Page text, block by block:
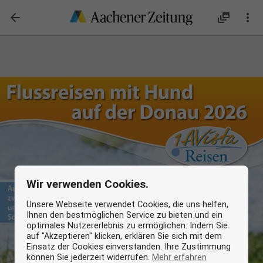
 dynamic_feed 
Wir verwenden Cookies.
Unsere Webseite verwendet Cookies, die uns helfen,
Ihnen den bestmöglichen Service zu bieten und ein
optimales Nutzererlebnis zu ermöglichen. Indem Sie
auf "Akzeptieren" klicken, erklären Sie sich mit dem
Einsatz der Cookies einverstanden. Ihre Zustimmung
können Sie jederzeit widerrufen. Mehr erfahren